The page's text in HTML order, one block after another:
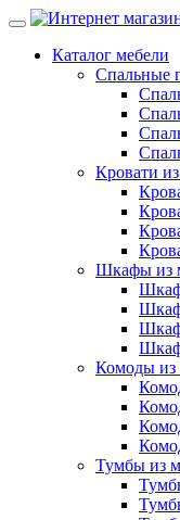
Каталог мебели
Спальные
Кровати
Шкафы из
Комоды из
Тумбы из